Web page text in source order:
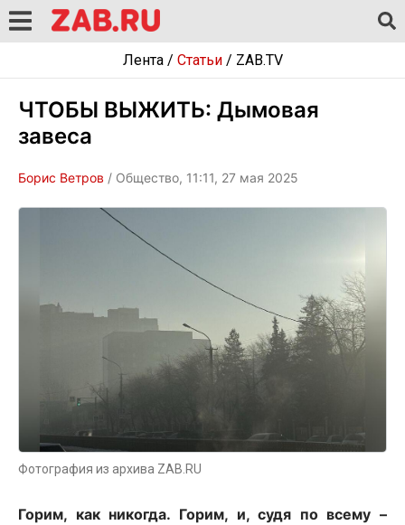
Лента/ Статьи/ ZAB.TV
ЧТОБЫ ВЫЖИТЬ: Дымовая
завеса
Борис Ветров / Общество, 11:11, 27 мая 2025
Фотография из архива ZAB.RU
Горим, как никогда. Горим, и, судя по всему –